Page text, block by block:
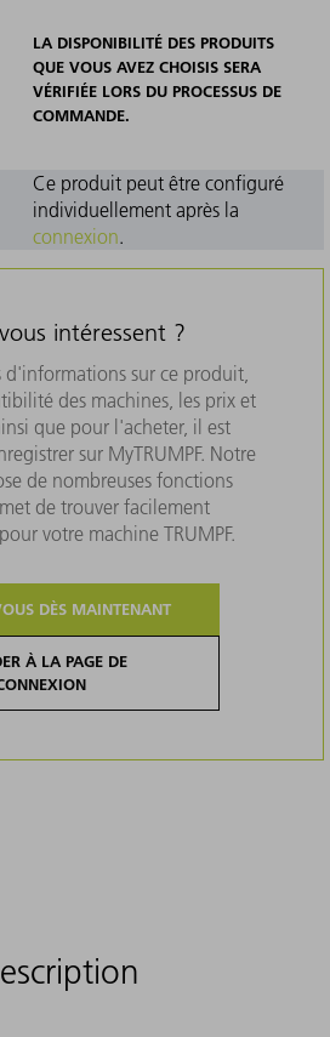
LA DISPONIBILITÉ DES PRODUITS
QUE VOUS AVEZ CHOISIS SERA
VÉRIFIÉE LORS DU PROCESSUS DE
COMMANDE.
Ce produit peut être configuré
individuellement après la
connexion.
intéressent ?
d'informations sur ce produit,
des machines, les prix et
que pour l'acheter, il est
sur MyTRUMPF. Notre
de nombreuses fonctions
de trouver facilement
votre machine TRUMPF.
DÈS MAINTENANT
À LA PAGE DE